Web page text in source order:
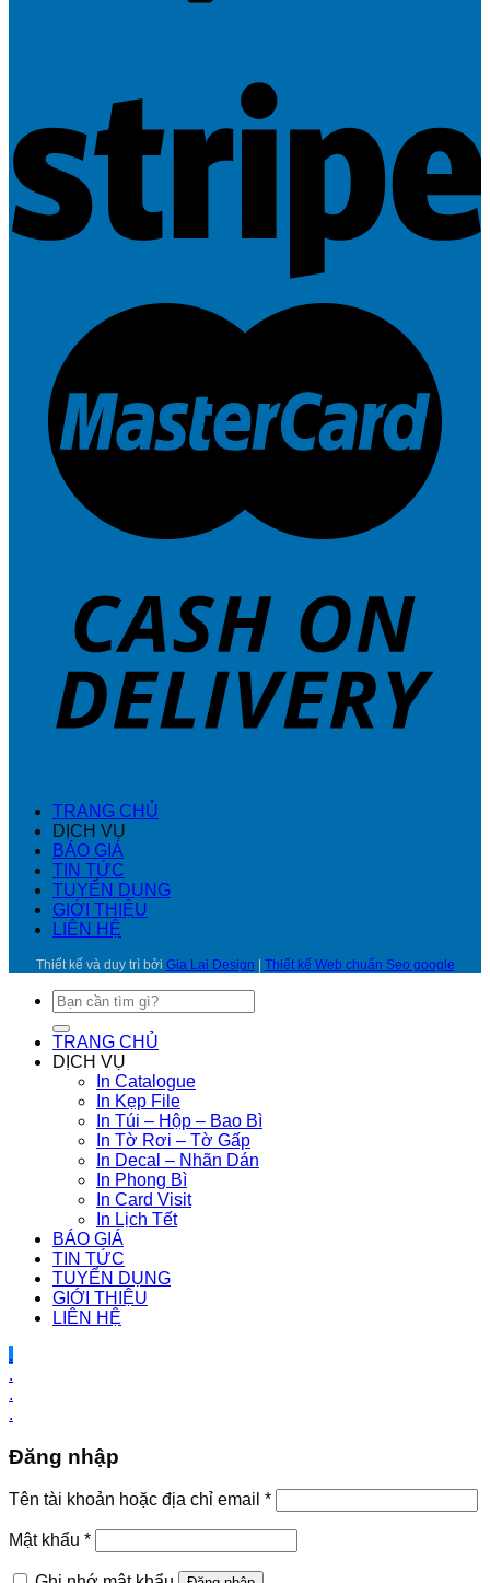
TRANG CHỦ
DỊCH VỤ
BÁO GIÁ
TIN TỨC
TUYỂN DỤNG
GIỚI THIỆU
LIÊN HỆ
Thiết kế và duy trì bởi Gia Lai Design Thiết kế Web chuẩn Seo google
Tìm
kiếm:
TRANG CHỦ
DỊCH VỤ
In Catalogue
In Kẹp File
In Túi – Hộp – Bao Bì
In Tờ Rơi – Tờ Gấp
In Decal – Nhãn Dán
In Phong Bì
In Card Visit
In Lịch Tết
BÁO GIÁ
TIN TỨC
TUYỂN DỤNG
GIỚI THIỆU
LIÊN HỆ
.
.
.
.
Đăng nhập
Tên tài khoản hoặc địa chỉ email *
Mật khẩu *